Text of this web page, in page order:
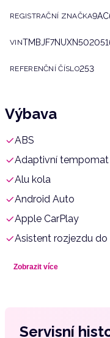
REGISTRAČNÍ ZNAČKA
VIN
REFERENČNÍ ČÍSLO253
Výbava
ABS
Adaptivní tempomat
Alu kola
Android Auto
Apple CarPlay
Asistent rozjezdu do
Zobrazit více
Servisní